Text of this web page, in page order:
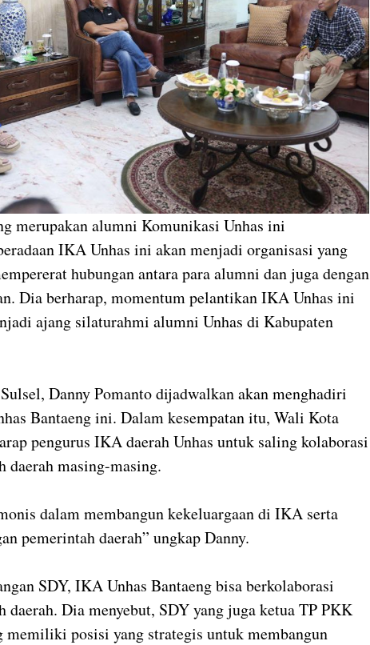
merupakan alumni Komunikasi Unhas ini
IKA Unhas ini akan menjadi organisasi yang
hubungan antara para alumni dan juga dengan
Dia berharap, momentum pelantikan IKA Unhas ini
ajang silaturahmi alumni Unhas di Kabupaten
Danny Pomanto dijadwalkan akan menghadiri
Bantaeng ini. Dalam kesempatan itu, Wali Kota
pengurus IKA daerah Unhas untuk saling kolaborasi
daerah masing-masing.
dalam membangun kekeluargaan di IKA serta
pemerintah daerah” ungkap Danny.
SDY, IKA Unhas Bantaeng bisa berkolaborasi
daerah. Dia menyebut, SDY yang juga ketua TP PKK
memiliki posisi yang strategis untuk membangun